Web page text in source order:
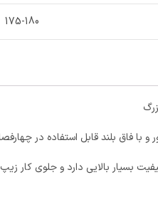
175-180
با فاق بلند قابل استفاده در
بسیار بالایی دارد و جلوی کار